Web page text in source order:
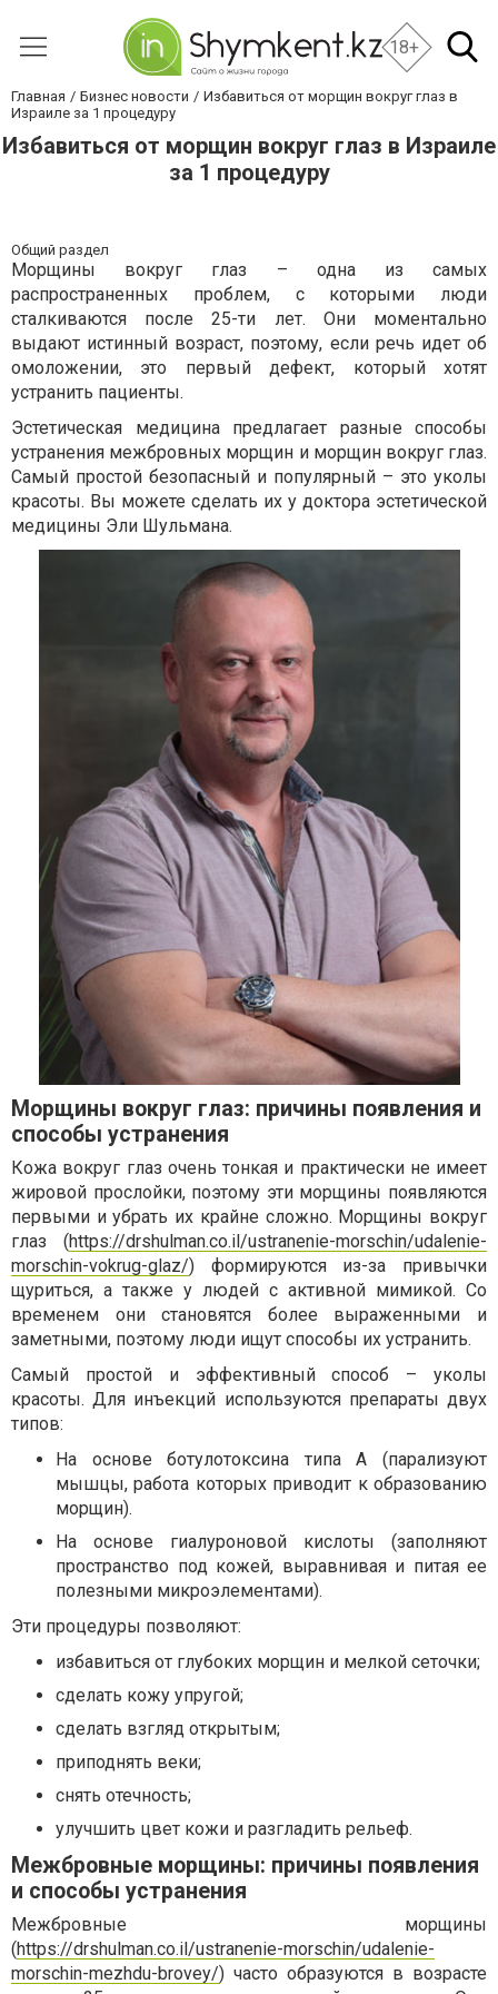
18+
Главная Бизнес новости
Избавиться от морщин вокруг глаз в
Израиле за 1 процедуру
Избавиться от морщин вокруг глаз в Израиле
за 1 процедуру
Общий раздел
Морщины вокруг глаз – одна из самых
распространенных проблем, с которыми люди
сталкиваются после 25-ти лет. Они моментально
выдают истинный возраст, поэтому, если речь идет об
омоложении, это первый дефект, который хотят
устранить пациенты.
Эстетическая медицина предлагает разные способы
устранения межбровных морщин и морщин вокруг глаз.
Самый простой безопасный и популярный – это уколы
красоты. Вы можете сделать их у доктора эстетической
медицины Эли Шульмана.
Морщины вокруг глаз: причины появления и
способы устранения
Кожа вокруг глаз очень тонкая и практически не имеет
жировой прослойки, поэтому эти морщины появляются
первыми и убрать их крайне сложно. Морщины вокруг
глаз (https://drshulman.co.il/ustranenie-morschin/udalenie-
morschin-vokrug-glaz/) формируются из-за привычки
щуриться, а также у людей с активной мимикой. Со
временем они становятся более выраженными и
заметными, поэтому люди ищут способы их устранить.
Самый простой и эффективный способ – уколы
красоты. Для инъекций используются препараты двух
типов:
На основе ботулотоксина типа А (парализуют
мышцы, работа которых приводит к образованию
морщин).
На основе гиалуроновой кислоты (заполняют
пространство под кожей, выравнивая и питая ее
полезными микроэлементами).
Эти процедуры позволяют:
избавиться от глубоких морщин и мелкой сеточки;
сделать кожу упругой;
сделать взгляд открытым;
приподнять веки;
снять отечность;
улучшить цвет кожи и разгладить рельеф.
Межбровные морщины: причины появления
и способы устранения
Межбровные морщины
(https://drshulman.co.il/ustranenie-morschin/udalenie-
morschin-mezhdu-brovey/) часто образуются в возрасте